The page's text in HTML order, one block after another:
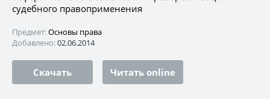
судебного правоприменения
Предмет:Основы права
Добавлено:02.06.2014
Скачать Читать online